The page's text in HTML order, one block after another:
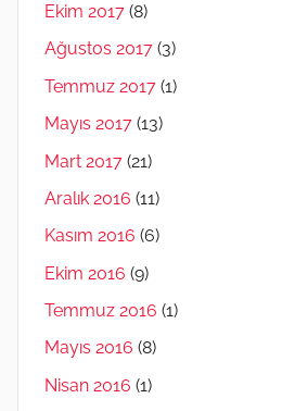
Ekim 2017 (8)
Ağustos 2017 (3)
Temmuz 2017 (1)
Mayıs 2017 (13)
Mart 2017 (21)
Aralık 2016 (11)
Kasım 2016 (6)
Ekim 2016 (9)
Temmuz 2016 (1)
Mayıs 2016 (8)
Nisan 2016 (1)